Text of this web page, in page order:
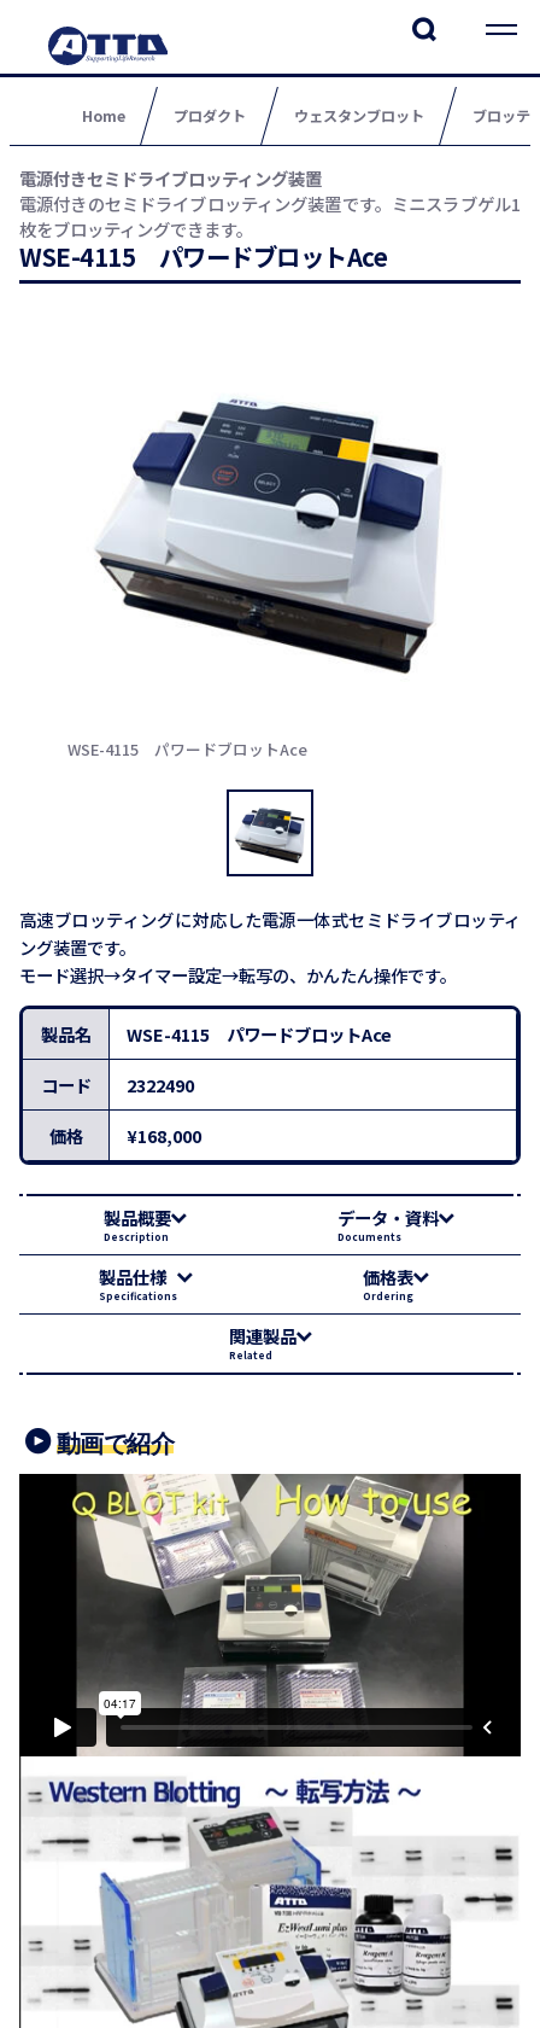
Home プロダクト ウェスタンブロット ブロッテ
電源付きセミドライブロッティング装置
電源付きのセミドライブロッティング装置です。ミニスラブゲル1
枚をブロッティングできます。
WSE-4115 パワードブロットAce
WSE-4115 パワードブロットAce
高速ブロッティングに対応した電源一体式セミドライブロッティ
ング装置です。
モード選択→タイマー設定→転写の、かんたん操作です。
製品名
WSE-4115 パワードブロットAce
コード
2322490
価格
¥168,000
製品概要
Description
データ・資料
Documents
製品仕様
Specifications
価格表
Ordering
関連製品
Related
動画で紹介